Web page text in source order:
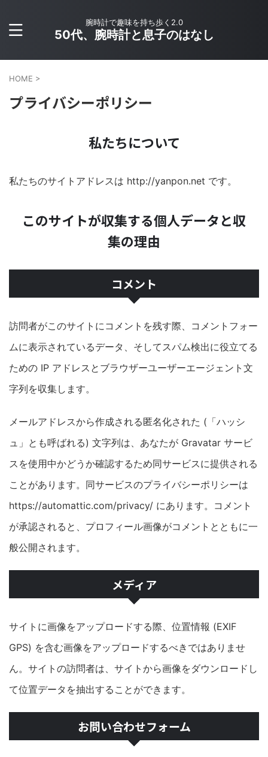
腕時計で趣味を持ち歩く2.0
50代、腕時計と息子のはなし
HOME >
プライバシーポリシー
私たちについて
私たちのサイトアドレスは http://yanpon.net です。
このサイトが収集する個人データと収
集の理由
コメント
訪問者がこのサイトにコメントを残す際、コメントフォー
ムに表示されているデータ、そしてスパム検出に役立てる
ための IP アドレスとブラウザーユーザーエージェント文
字列を収集します。
メールアドレスから作成される匿名化された (「ハッシ
ュ」とも呼ばれる) 文字列は、あなたが Gravatar サービ
スを使用中かどうか確認するため同サービスに提供される
ことがあります。同サービスのプライバシーポリシーは
https://automattic.com/privacy/ にあります。コメント
が承認されると、プロフィール画像がコメントとともに一
般公開されます。
メディア
サイトに画像をアップロードする際、位置情報 (EXIF
GPS) を含む画像をアップロードするべきではありませ
ん。サイトの訪問者は、サイトから画像をダウンロードし
て位置データを抽出することができます。
お問い合わせフォーム